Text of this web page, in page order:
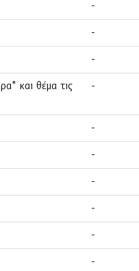
-
-
-
και θέμα τις
-
-
-
-
-
-
-